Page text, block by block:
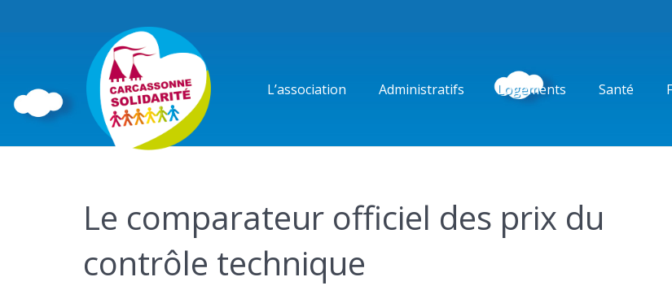
L’association Administratifs Logements Santé
Le comparateur officiel des prix du
contrôle technique